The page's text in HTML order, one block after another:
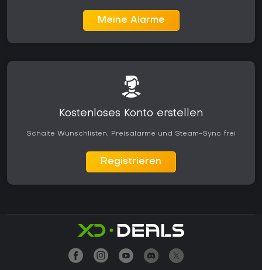
Meine Alarme
Kostenloses Konto erstellen
Schalte Wunschlisten, Preisalarme und Steam-Sync frei
Registrieren